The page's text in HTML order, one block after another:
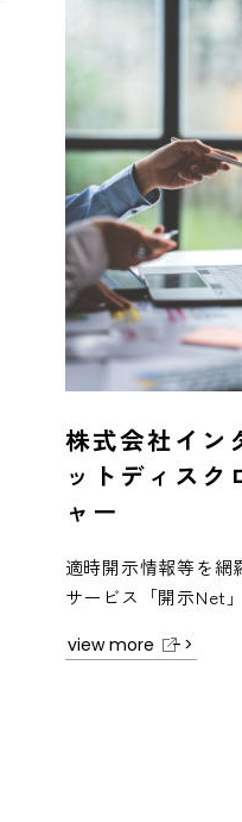
株式会社イン
ットディスク
ャー
適時開示情報等を網
サービス「開示Net
view more